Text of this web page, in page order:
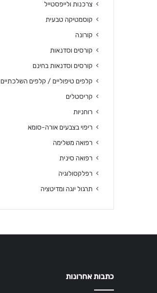
צרכנות ולייפסטייל
קוסמטיקה טבעית
קורונה
קורסים וסדנאות
קורסים וסדנאות בחינם
קלפים טיפוליים / קלפים השלכתיים
קריסטלים
רוחניות
ריפוי בצבעים אורה-סומא
רפואה משלימה
רפואה סינית
רפלקסולוגיה
תרגול יוגה ומדיטציה
כתבות אחרונות